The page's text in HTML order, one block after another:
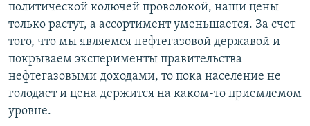
политической колючей проволокой, наши цены
только растут, а ассортимент уменьшается. За счет
того, что мы являемся нефтегазовой державой и
покрываем эксперименты правительства
нефтегазовыми доходами, то пока население не
голодает и цена держится на каком-то приемлемом
уровне.